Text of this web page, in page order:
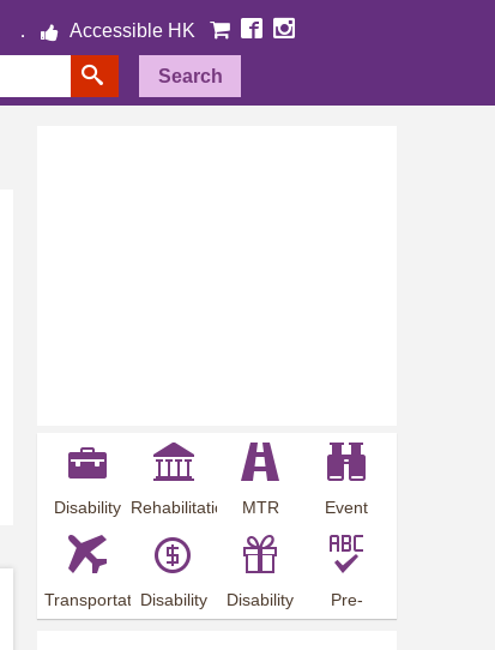
Accessible HK
Search
Disability
Employment
Rehabilitation
MTR
Station
Event
Preview
Transportation
Arrangements
Disability
Allowance
Disability
Offer
Pre-
employment